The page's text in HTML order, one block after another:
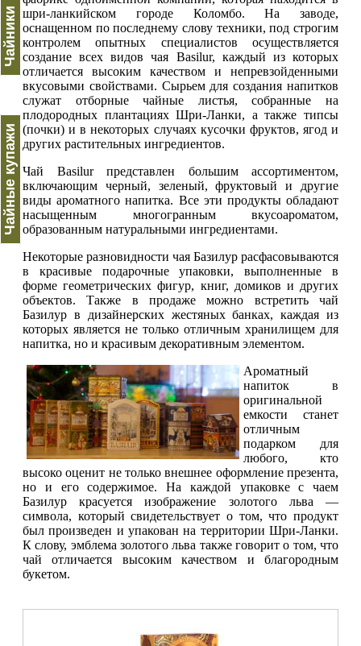
Чайники
Чайные купажи
шри-ланкийском городе Коломбо. На заводе,
оснащенном по последнему слову техники, под строгим
контролем опытных специалистов осуществляется
создание всех видов чая Basilur, каждый из которых
отличается высоким качеством и непревзойденными
вкусовыми свойствами. Сырьем для создания напитков
служат отборные чайные листья, собранные на
плодородных плантациях Шри-Ланки, а также типсы
(почки) и в некоторых случаях кусочки фруктов, ягод и
других растительных ингредиентов.
Чай Basilur представлен большим ассортиментом,
включающим черный, зеленый, фруктовый и другие
виды ароматного напитка. Все эти продукты обладают
насыщенным многогранным вкусоароматом,
образованным натуральными ингредиентами.
Некоторые разновидности чая Базилур расфасовываются
в красивые подарочные упаковки, выполненные в
форме геометрических фигур, книг, домиков и других
объектов. Также в продаже можно встретить чай
Базилур в дизайнерских жестяных банках, каждая из
которых является не только отличным хранилищем для
напитка, но и красивым декоративным элементом.
Ароматный
напиток в
оригинальной
емкости станет
отличным
подарком для
любого, кто
высоко оценит не только внешнее оформление презента,
но и его содержимое. На каждой упаковке с чаем
Базилур красуется изображение золотого льва —
символа, который свидетельствует о том, что продукт
был произведен и упакован на территории Шри-Ланки.
К слову, эмблема золотого льва также говорит о том, что
чай отличается высоким качеством и благородным
букетом.